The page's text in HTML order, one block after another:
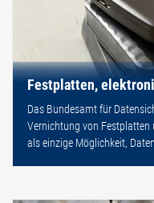
Festplatten,
Das Bundesamt für
Vernichtung von Festplatten
als einzige Möglichkeit,